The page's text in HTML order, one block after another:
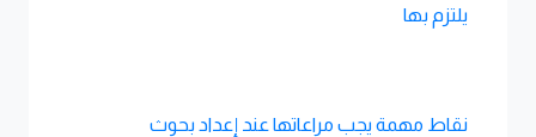
يلتزم بها
نقاط مهمة يجب مراعاتها عند إعداد بحوث